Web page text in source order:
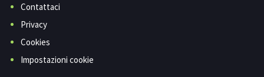
Contattaci
Privacy
Cookies
Impostazioni cookie